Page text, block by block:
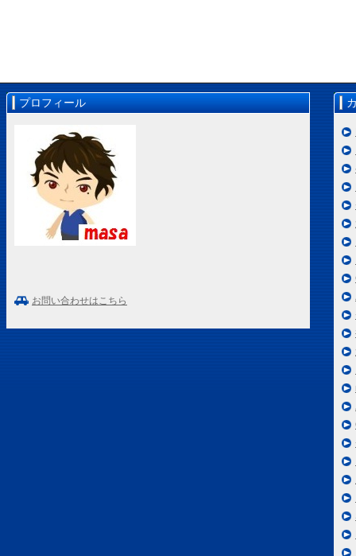
プロフィール
お問い合わせはこちら